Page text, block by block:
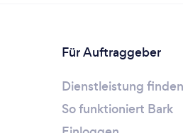
Für Auftraggeber
Dienstleistung finden
So funktioniert Bark